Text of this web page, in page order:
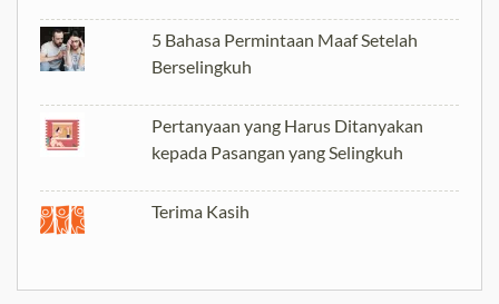
5 Bahasa Permintaan Maaf Setelah
Berselingkuh
Pertanyaan yang Harus Ditanyakan
kepada Pasangan yang Selingkuh
Terima Kasih